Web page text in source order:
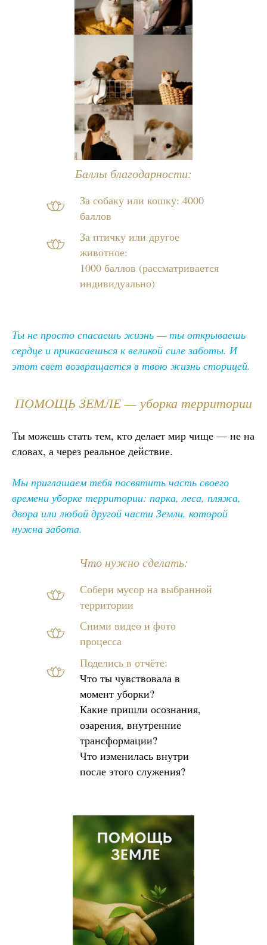
За собаку или кошку: 4000
баллов
За птичку или другое
животное:
1000 баллов (рассматривается
индивидуально)
Баллы благодарности:
Ты не просто спасаешь жизнь — ты открываешь
сердце и прикасаешься к великой силе заботы. И
этот свет возвращается в твою жизнь сторицей.
ПОМОЩЬ ЗЕМЛЕ — уборка территории
Ты можешь стать тем, кто делает мир чище — не на
словах, а через реальное действие.
Мы приглашаем тебя посвятить часть своего
времени уборке территории: парка, леса, пляжа,
двора или любой другой части Земли, которой
нужна забота.
Собери мусор на выбранной
территории
Поделись в отчёте:
Что ты чувствовала в
момент уборки?
Какие пришли осознания,
озарения, внутренние
трансформации?
Что изменилась внутри
после этого служения?
Сними видео и фото
процесса
Что нужно сделать: